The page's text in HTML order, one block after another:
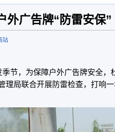
外广告牌“防雷安保”
站
节，为保障户外广告牌安全，
理局联合开展防雷检查，打响